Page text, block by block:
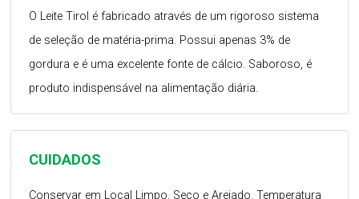
CUIDADOS
Conservar em Local Limpo, Seco e Arejado. Temperatura
O Leite Tirol é fabricado através de um rigoroso sistema
de seleção de matéria-prima. Possui apenas 3% de
gordura e é uma excelente fonte de cálcio. Saboroso, é
produto indispensável na alimentação diária.